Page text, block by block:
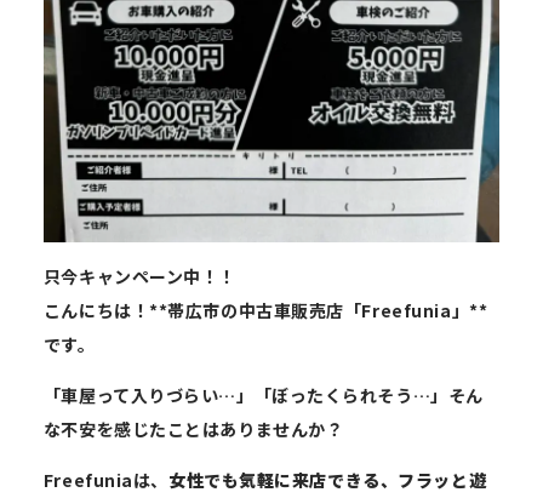
只今キャンペーン中！！
こんにちは！**帯広市の中古車販売店「Freefunia」**
です。
「車屋って入りづらい…」「ぼったくられそう…」そん
な不安を感じたことはありませんか？
Freefuniaは、 女性でも気軽に来店できる、フラッと遊